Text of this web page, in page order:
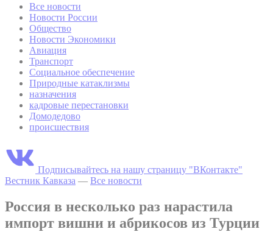
Все новости
Новости России
Общество
Новости Экономики
Авиация
Транспорт
Социальное обеспечение
Природные катаклизмы
назначения
кадровые перестановки
Домодедово
происшествия
Подписывайтесь на нашу страницу "ВКонтакте"
Вестник Кавказа — Все новости
Россия в несколько раз нарастила
импорт вишни и абрикосов из Турции